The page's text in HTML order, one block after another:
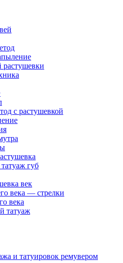
растушевки
с растушевкой
губ
век
века — стрелки
века
татуаж
и татуировок ремувером